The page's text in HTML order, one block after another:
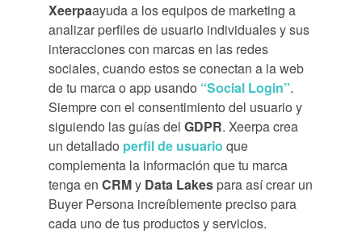
Xeerpaayuda a los equipos de marketing a
analizar perfiles de usuario individuales y sus
interacciones con marcas en las redes
sociales, cuando estos se conectan a la web
de tu marca o app usando “Social Login”.
Siempre con el consentimiento del usuario y
siguiendo las guías del GDPR. Xeerpa crea
un detallado perfil de usuario que
complementa la información que tu marca
tenga en CRMy Data Lakespara así crear un
Buyer Persona increíblemente preciso para
cada uno de tus productos y servicios.